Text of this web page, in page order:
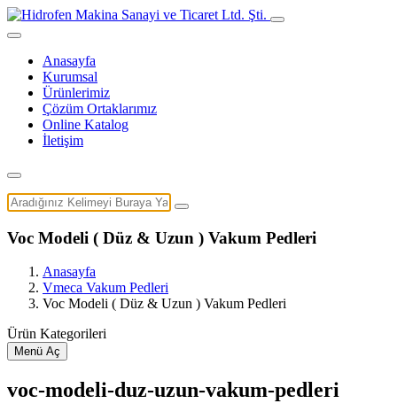
Anasayfa
Kurumsal
Ürünlerimiz
Çözüm Ortaklarımız
Online Katalog
İletişim
Voc Modeli ( Düz & Uzun ) Vakum Pedleri
Anasayfa
Vmeca Vakum Pedleri
Voc Modeli ( Düz & Uzun ) Vakum Pedleri
Ürün Kategorileri
Menü Aç
voc-modeli-duz-uzun-vakum-pedleri